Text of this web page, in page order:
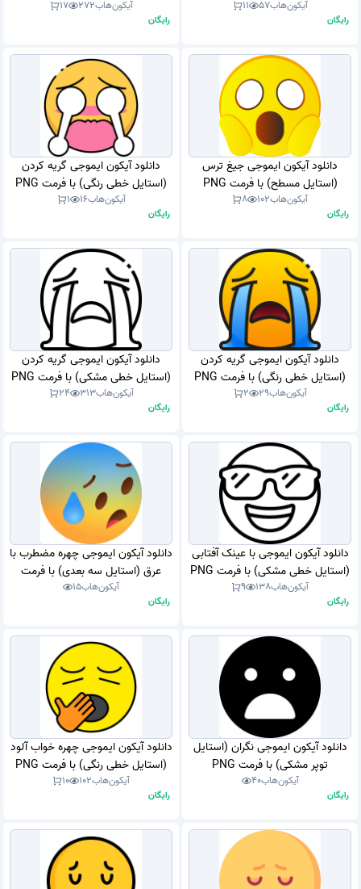
آیکون‌هاب57
11
رایگان
آیکون‌هاب272
17
رایگان
دانلود آیکون ایموجی جیغ ترس
(استایل مسطح) با فرمت PNG
آیکون‌هاب102
8
رایگان
دانلود آیکون ایموجی گریه کردن
(استایل خطی رنگی) با فرمت PNG
آیکون‌هاب16
1
رایگان
دانلود آیکون ایموجی گریه کردن
(استایل خطی رنگی) با فرمت PNG
آیکون‌هاب29
2
رایگان
دانلود آیکون ایموجی گریه کردن
(استایل خطی مشکی) با فرمت PNG
آیکون‌هاب313
24
رایگان
دانلود آیکون ایموجی با عینک آفتابی
(استایل خطی مشکی) با فرمت PNG
آیکون‌هاب138
9
رایگان
دانلود آیکون ایموجی چهره مضطرب با
عرق (استایل سه بعدی) با فرمت
PNG
آیکون‌هاب15
رایگان
دانلود آیکون ایموجی نگران (استایل
توپر مشکی) با فرمت PNG
آیکون‌هاب40
رایگان
دانلود آیکون ایموجی چهره خواب آلود
(استایل خطی رنگی) با فرمت PNG
آیکون‌هاب102
10
رایگان